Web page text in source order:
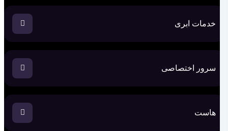
خدمات ابری
سرور اختصاصی
هاست